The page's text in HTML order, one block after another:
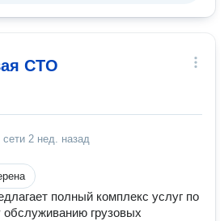
СТО
сети 2 нед. назад
полный комплекс услуг по
обслуживанию грузовых